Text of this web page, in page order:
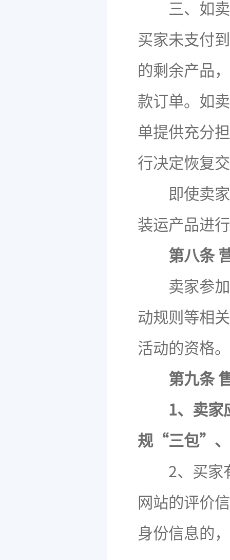
三、如卖
买家未支付
的剩余产品
款订单。如
单提供充分
行决定恢复
即使卖家
装运产品进
第八条
卖家参加
动规则等相
活动的资格。
第九条
1、卖家
规“三包”、
2、买家有
网站的评价
身份信息的